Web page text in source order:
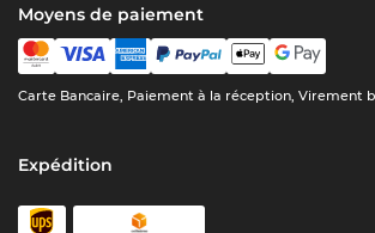
Moyens de paiement
Carte Bancaire, Paiement à la réception, Virement
Expédition